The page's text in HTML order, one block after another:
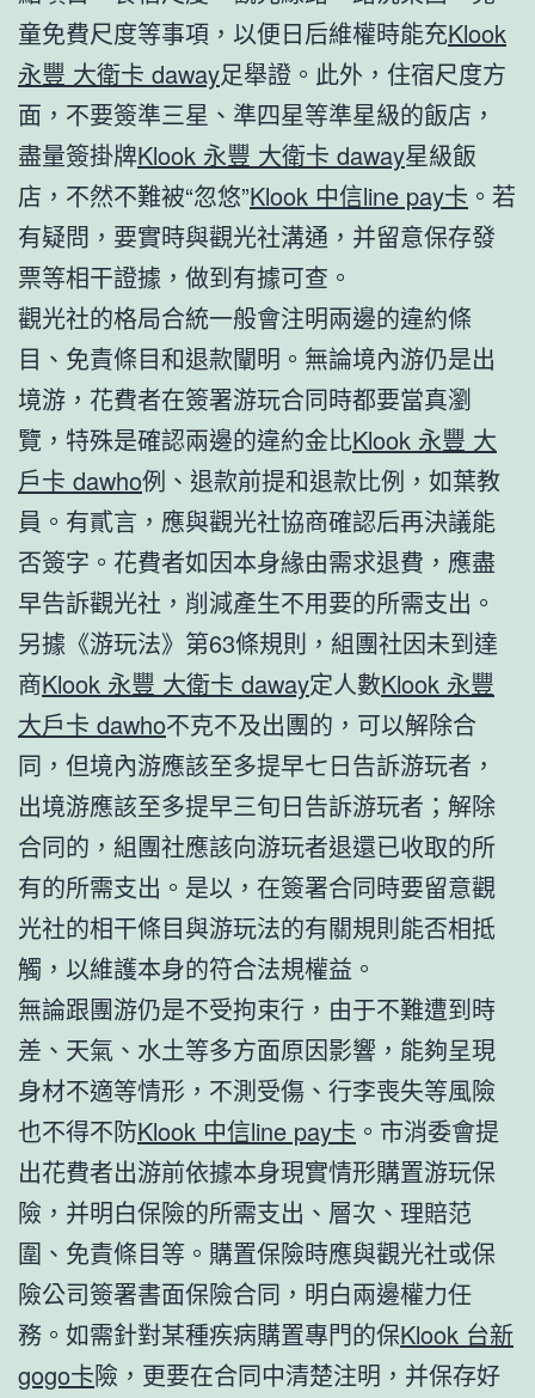
童免費尺度等事項，以便日后維權時能充Klook
永豐 大衛卡 daway足舉證。此外，住宿尺度方
面，不要簽準三星、準四星等準星級的飯店，
盡量簽掛牌Klook 永豐 大衛卡 daway星級飯
店，不然不難被“忽悠”Klook 中信line pay卡 。若
有疑問，要實時與觀光社溝通，并留意保存發
票等相干證據，做到有據可查。
觀光社的格局合統一般會注明兩邊的違約條
目、免責條目和退款闡明。無論境內游仍是出
境游，花費者在簽署游玩合同時都要當真瀏
覽，特殊是確認兩邊的違約金比Klook 永豐 大
戶卡 dawho例、退款前提和退款比例，如葉教
員。有貳言，應與觀光社協商確認后再決議能
否簽字。花費者如因本身緣由需求退費，應盡
早告訴觀光社，削減產生不用要的所需支出。
另據《游玩法》第63條規則，組團社因未到達
商Klook 永豐 大衛卡 daway定人數Klook 永豐
大戶卡 dawho不克不及出團的，可以解除合
同，但境內游應該至多提早七日告訴游玩者，
出境游應該至多提早三旬日告訴游玩者；解除
合同的，組團社應該向游玩者退還已收取的所
有的所需支出。是以，在簽署合同時要留意觀
光社的相干條目與游玩法的有關規則能否相抵
觸，以維護本身的符合法規權益。
無論跟團游仍是不受拘束行，由于不難遭到時
差、天氣、水土等多方面原因影響，能夠呈現
身材不適等情形，不測受傷、行李喪失等風險
也不得不防Klook 中信line pay卡 。市消委會提
出花費者出游前依據本身現實情形購置游玩保
險，并明白保險的所需支出、層次、理賠范
圍、免責條目等。購置保險時應與觀光社或保
險公司簽署書面保險合同，明白兩邊權力任
務。如需針對某種疾病購置專門的保Klook 台新
gogo卡險，更要在合同中清楚注明，并保存好